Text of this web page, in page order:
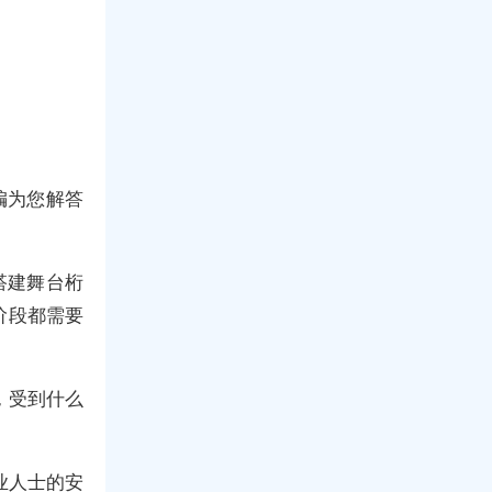
为您解答
建舞台桁
段都需要
受到什么
人士的安